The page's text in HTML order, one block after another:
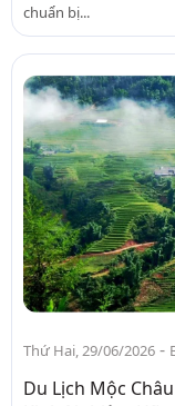
chuẩn bị...
Thứ Hai, 29/06/2026 -
Du Lịch Mộc